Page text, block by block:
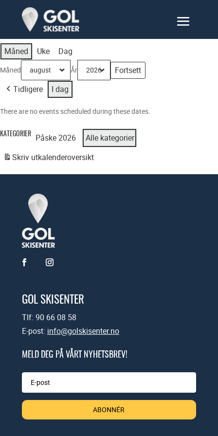
Måned Uke Dag
Måned År
Tidligere I dag
There are no events scheduled during these dates.
KATEGORIER Påske 2026
Alle kategorier
Skriv utkalenderoversikt
GOL SKISENTER
Tlf: 90 66 08 58
E-post: info@golskisenter.no
MELD DEG PÅ VÅRT NYHETSBREV!
ABONNÉR